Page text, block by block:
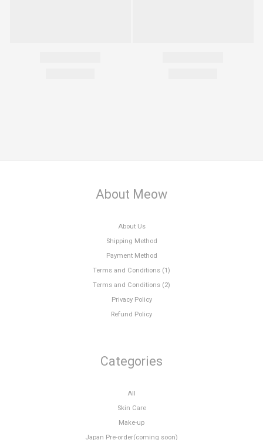
About Meow
About Us
Shipping Method
Payment Method
Terms and Conditions (1)
Terms and Conditions (2)
Privacy Policy
Refund Policy
Categories
All
Skin Care
Make-up
Japan Pre-order(coming soon)